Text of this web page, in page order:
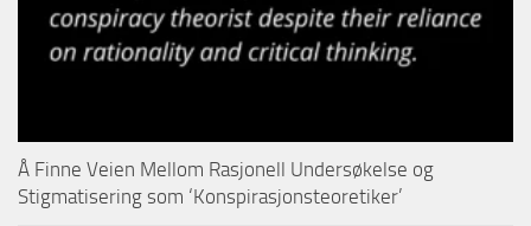
Å Finne Veien Mellom Rasjonell Undersøkelse og
Stigmatisering som ‘Konspirasjonsteoretiker’